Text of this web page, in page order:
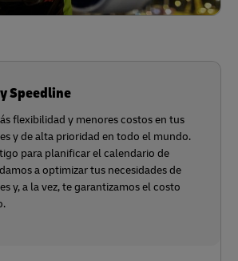
Speedline
flexibilidad y menores costos en tus
y de alta prioridad en todo el mundo.
para planificar el calendario de
a optimizar tus necesidades de
y, a la vez, te garantizamos el costo